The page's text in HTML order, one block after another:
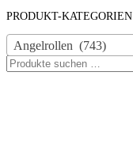
PRODUKT-KATEGORIEN
Angelrollen (743)
Suchen
nach …